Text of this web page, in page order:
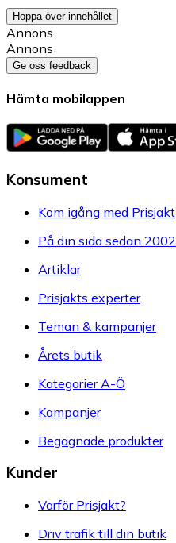
Hoppa över innehållet
Annons
Annons
Ge oss feedback
Hämta mobilappen
Konsument
Kom igång med Prisjakt
På din sida sedan 2002
Artiklar
Prisjakts experter
Teman & kampanjer
Årets butik
Kategorier A-Ö
Kampanjer
Begagnade produkter
Kunder
Varför Prisjakt?
Driv trafik till din butik